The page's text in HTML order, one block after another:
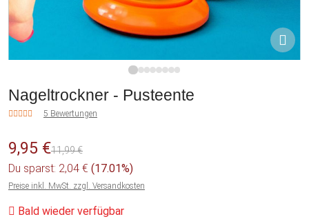
Nageltrockner - Pusteente
5 Bewertungen
9,95 €11,99 €
Du sparst: 2,04 € (17.01%)
Preise inkl. MwSt. zzgl. Versandkosten
Bald wieder verfügbar